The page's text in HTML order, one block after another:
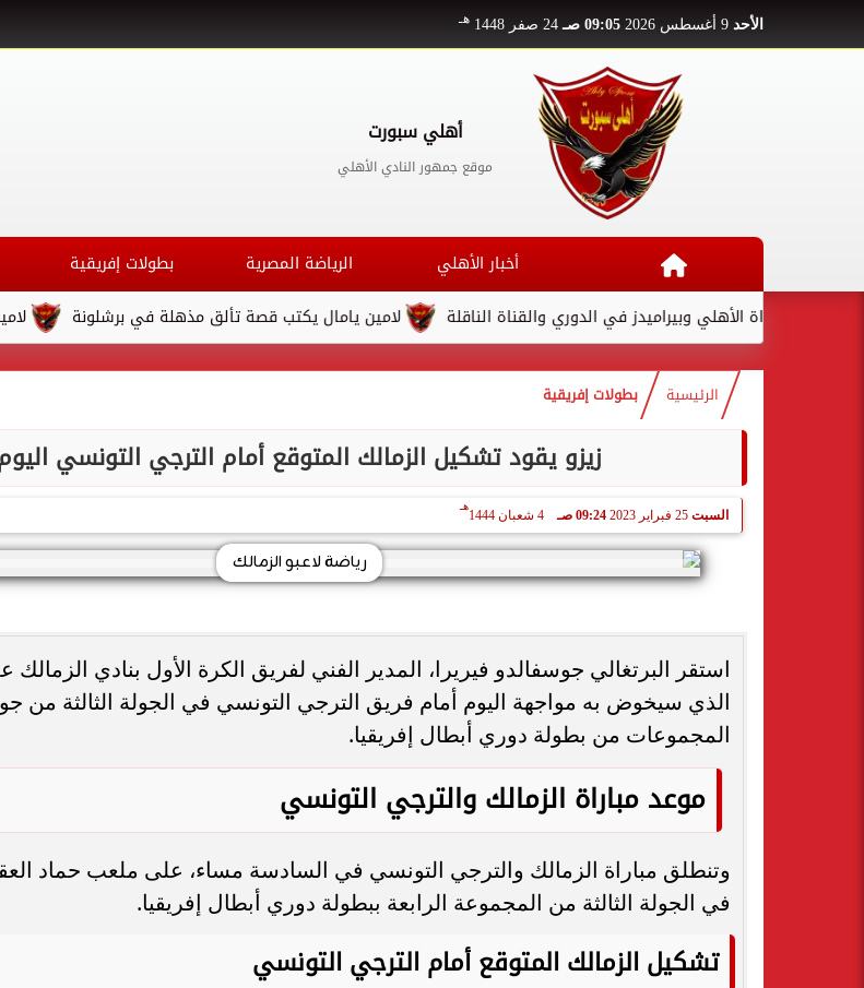
الأحد 09:05 صـ 24 صفر 1448 هـ
أهلي سبورت
موقع جمهور النادي الأهلي
أخبار الأهلي الرياضة المصرية بطولات إفريقية
لامين لامين يامال يكتب قصة تألق مذهلة في برشلونة مباراة الأهلي وبيراميدز في الدوري والقناة الناقلة
الرئيسية بطولات إفريقية
زيزو يقود تشكيل الزمالك المتوقع أمام الترجي التونسي
السبت 25 فبراير 2023 09:24 صـ 4 شعبان 1444
هـ
رياضة لاعبو الزمالك
استقر البرتغالي جوسفالدو فيريرا، المدير الفني لفريق الكرة الأول بنادي
الذي سيخوض به مواجهة اليوم أمام فريق الترجي التونسي في الجولة الثالثة من
المجموعات من بطولة دوري أبطال إفريقيا.
موعد مباراة الزمالك والترجي التونسي
وتنطلق مباراة الزمالك والترجي التونسي في السادسة مساء، على ملعب حماد
في الجولة الثالثة من المجموعة الرابعة ببطولة دوري أبطال إفريقيا.
تشكيل الزمالك المتوقع أمام الترجي التونسي